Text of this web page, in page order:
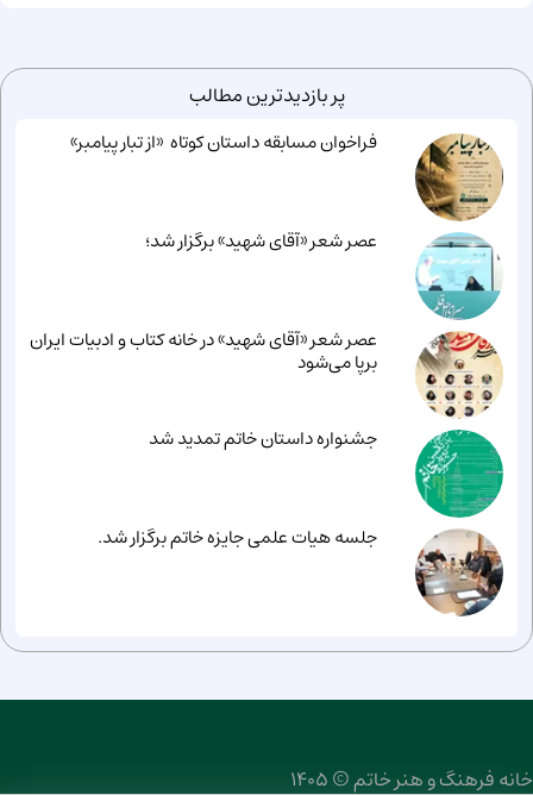
پر بازدیدترین مطالب
فراخوان مسابقه داستان کوتاه «از تبار پیامبر»
عصر شعر «آقای شهید» برگزار شد؛
عصر شعر «آقای شهید» در خانه کتاب و ادبیات ایران
برپا می‌شود
جشنواره داستان خاتم تمدید شد
جلسه هیات علمی جایزه خاتم برگزار شد.
خانه فرهنگ و هنر خاتم © 1405